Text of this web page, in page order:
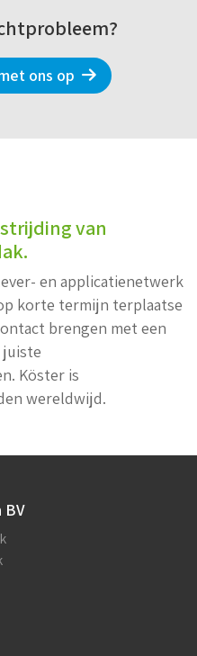
ons op
van
en applicatienetwerk
korte termijn terplaatse
brengen met een
juiste
Köster is
wereldwijd.